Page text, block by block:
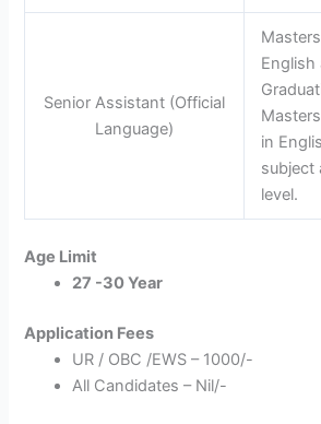
Senior Assistant (Official
Language)
English
Masters
in
subject
level.
Age Limit
27 -30 Year
Application Fees
UR / OBC /EWS – 1000/-
All Candidates – Nil/-